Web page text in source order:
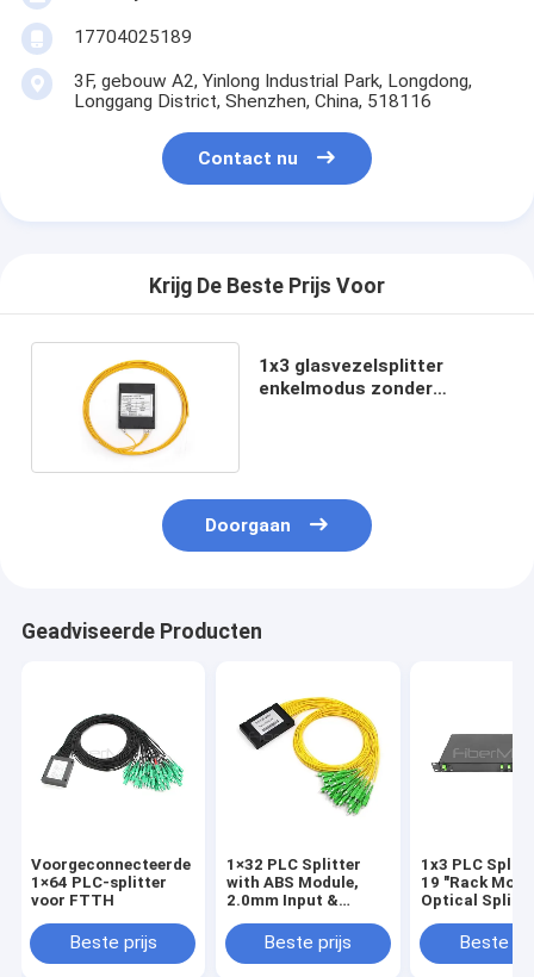
17704025189
3F, gebouw A2, Yinlong Industrial Park, Longdong,
Longgang District, Shenzhen, China, 518116
Contact nu
Krijg De Beste Prijs Voor
1x3 glasvezelsplitter
enkelmodus zonder
Doorgaan
Geadviseerde Producten
Voorgeconnecteerde
1×64 PLC-splitter
voor FTTH
Beste prijs
1×32 PLC Splitter
with ABS Module,
2.0mm Input &
Beste prijs
1x3 PLC
19 "Rack
Optical
Beste